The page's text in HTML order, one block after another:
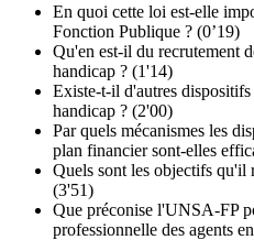
En quoi cette loi est-elle
Fonction Publique ? (0’19)
Qu'en est-il du recrutement
handicap ? (1'14)
Existe-t-il d'autres
handicap ? (2'00)
Par quels mécanismes les
plan financier sont-elles
Quels sont les objectifs qu'il
(3'51)
Que préconise l'UNSA-FP
professionnelle des agents